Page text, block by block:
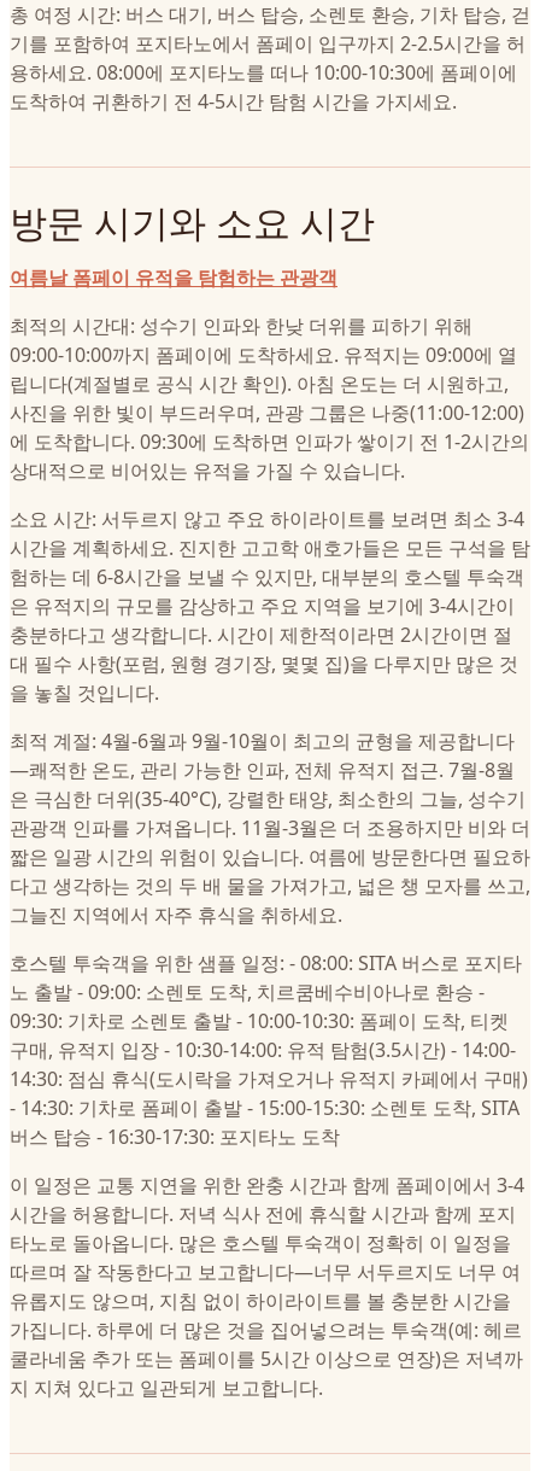
총 여정 시간: 버스 대기, 버스 탑승, 소렌토 환승, 기차 탑승, 걷
기를 포함하여 포지타노에서 폼페이 입구까지 2-2.5시간을 허
용하세요. 08:00에 포지타노를 떠나 10:00-10:30에 폼페이에
도착하여 귀환하기 전 4-5시간 탐험 시간을 가지세요.
방문 시기와 소요 시간
여름날 폼페이 유적을 탐험하는 관광객
최적의 시간대: 성수기 인파와 한낮 더위를 피하기 위해
09:00-10:00까지 폼페이에 도착하세요. 유적지는 09:00에 열
립니다(계절별로 공식 시간 확인). 아침 온도는 더 시원하고,
사진을 위한 빛이 부드러우며, 관광 그룹은 나중(11:00-12:00)
에 도착합니다. 09:30에 도착하면 인파가 쌓이기 전 1-2시간의
상대적으로 비어있는 유적을 가질 수 있습니다.
소요 시간: 서두르지 않고 주요 하이라이트를 보려면 최소 3-4
시간을 계획하세요. 진지한 고고학 애호가들은 모든 구석을 탐
험하는 데 6-8시간을 보낼 수 있지만, 대부분의 호스텔 투숙객
은 유적지의 규모를 감상하고 주요 지역을 보기에 3-4시간이
충분하다고 생각합니다. 시간이 제한적이라면 2시간이면 절
대 필수 사항(포럼, 원형 경기장, 몇몇 집)을 다루지만 많은 것
을 놓칠 것입니다.
최적 계절: 4월-6월과 9월-10월이 최고의 균형을 제공합니다
—쾌적한 온도, 관리 가능한 인파, 전체 유적지 접근. 7월-8월
은 극심한 더위(35-40°C), 강렬한 태양, 최소한의 그늘, 성수기
관광객 인파를 가져옵니다. 11월-3월은 더 조용하지만 비와 더
짧은 일광 시간의 위험이 있습니다. 여름에 방문한다면 필요하
다고 생각하는 것의 두 배 물을 가져가고, 넓은 챙 모자를 쓰고,
그늘진 지역에서 자주 휴식을 취하세요.
호스텔 투숙객을 위한 샘플 일정: - 08:00: SITA 버스로 포지타
노 출발 - 09:00: 소렌토 도착, 치르쿰베수비아나로 환승 -
09:30: 기차로 소렌토 출발 - 10:00-10:30: 폼페이 도착, 티켓
구매, 유적지 입장 - 10:30-14:00: 유적 탐험(3.5시간) - 14:00-
14:30: 점심 휴식(도시락을 가져오거나 유적지 카페에서 구매)
- 14:30: 기차로 폼페이 출발 - 15:00-15:30: 소렌토 도착, SITA
버스 탑승 - 16:30-17:30: 포지타노 도착
이 일정은 교통 지연을 위한 완충 시간과 함께 폼페이에서 3-4
시간을 허용합니다. 저녁 식사 전에 휴식할 시간과 함께 포지
타노로 돌아옵니다. 많은 호스텔 투숙객이 정확히 이 일정을
따르며 잘 작동한다고 보고합니다—너무 서두르지도 너무 여
유롭지도 않으며, 지침 없이 하이라이트를 볼 충분한 시간을
가집니다. 하루에 더 많은 것을 집어넣으려는 투숙객(예: 헤르
쿨라네움 추가 또는 폼페이를 5시간 이상으로 연장)은 저녁까
지 지쳐 있다고 일관되게 보고합니다.